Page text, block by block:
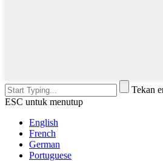
Tekan
ESC untuk menutup
English
French
German
Portuguese